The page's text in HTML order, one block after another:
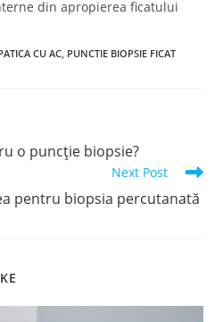
din apropierea ficatului
CU AC, PUNCTIE BIOPSIE FICAT
o puncție biopsie?
Next Post
pentru biopsia percutanată